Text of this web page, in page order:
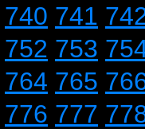
740 741
752 753
764 765
776 777